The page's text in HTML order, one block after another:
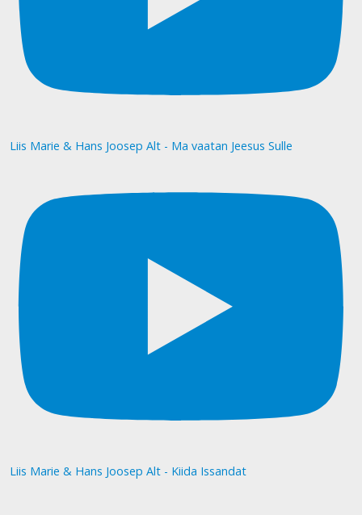
Liis Marie & Hans Joosep Alt - Ma vaatan Jeesus Sulle
Liis Marie & Hans Joosep Alt - Kiida Issandat